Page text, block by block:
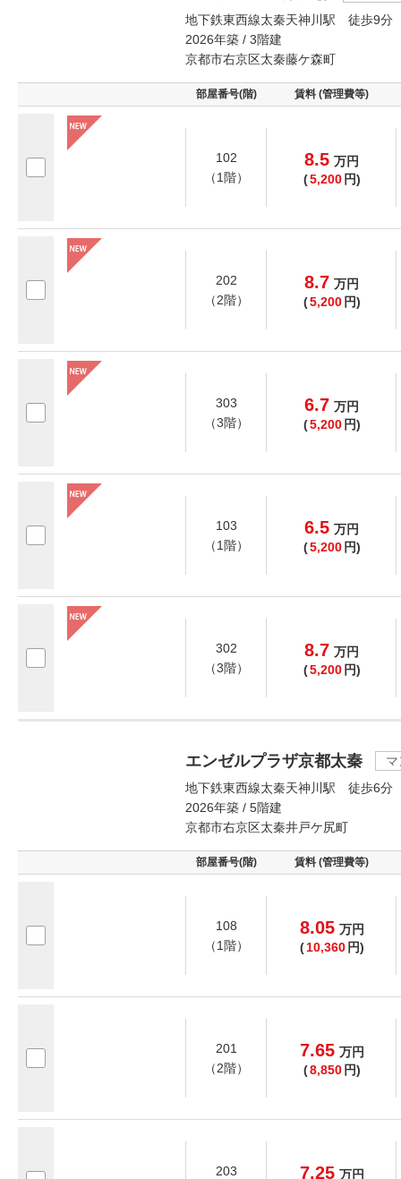
地下鉄東西線太秦天神川駅 徒歩9分
2026年築 / 3階建
京都市右京区太秦藤ケ森町
部屋番号(階) 賃料 (管理費等)
102
（1階）
8.5 万円
(5,200 円)
202
（2階）
8.7 万円
(5,200 円)
303
（3階）
6.7 万円
(5,200 円)
103
（1階）
6.5 万円
(5,200 円)
302
（3階）
8.7 万円
(5,200 円)
エンゼルプラザ京都太秦
地下鉄東西線太秦天神川駅 徒歩6分
2026年築 / 5階建
京都市右京区太秦井戸ケ尻町
部屋番号(階) 賃料 (管理費等)
108
（1階）
8.05 万円
( 10,360 円)
201
（2階）
7.65 万円
(8,850 円)
203
7.25 万円